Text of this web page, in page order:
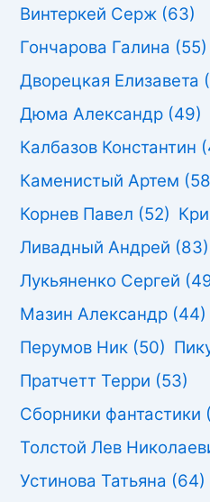
Винтеркей Серж (63)
Гончарова Галина (55)
Дворецкая Елизавета
Дюма Александр (49)
Калбазов Константин
Каменистый Артем
Корнев Павел (52)
Ливадный Андрей (83)
Лукьяненко Сергей
Мазин Александр (44)
Перумов Ник (50)
Пратчетт Терри (53)
Сборники фантастики
Толстой Лев
Устинова Татьяна (64)